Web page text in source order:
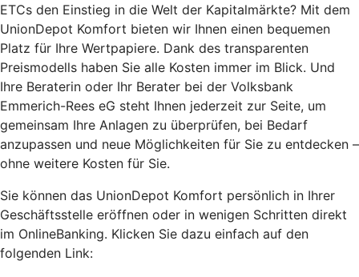
ETCs den Einstieg in die Welt der Kapitalmärkte? Mit dem
UnionDepot Komfort bieten wir Ihnen einen bequemen
Platz für Ihre Wertpapiere. Dank des transparenten
Preismodells haben Sie alle Kosten immer im Blick. Und
Ihre Beraterin oder Ihr Berater bei der Volksbank
Emmerich-Rees eG steht Ihnen jederzeit zur Seite, um
gemeinsam Ihre Anlagen zu überprüfen, bei Bedarf
anzupassen und neue Möglichkeiten für Sie zu entdecken –
ohne weitere Kosten für Sie.
Sie können das UnionDepot Komfort persönlich in Ihrer
Geschäftsstelle eröffnen oder in wenigen Schritten direkt
im OnlineBanking. Klicken Sie dazu einfach auf den
folgenden Link: